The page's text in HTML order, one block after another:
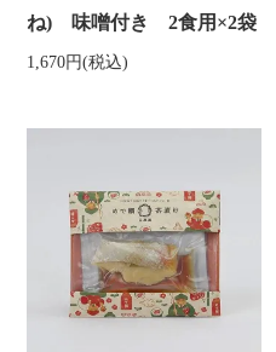
ね) 味噌付き 2食用×2袋
1,670円(税込)